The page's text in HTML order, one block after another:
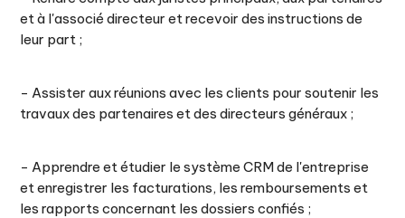
et à l'associé directeur et recevoir des instructions de
leur part ;
- Assister aux réunions avec les clients pour soutenir les
travaux des partenaires et des directeurs généraux ;
- Apprendre et étudier le système CRM de l'entreprise
et enregistrer les facturations, les remboursements et
les rapports concernant les dossiers confiés ;